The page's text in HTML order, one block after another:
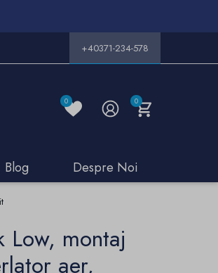
+40371-234-578
0 0
Blog Despre Noi
Low, montaj
aer,